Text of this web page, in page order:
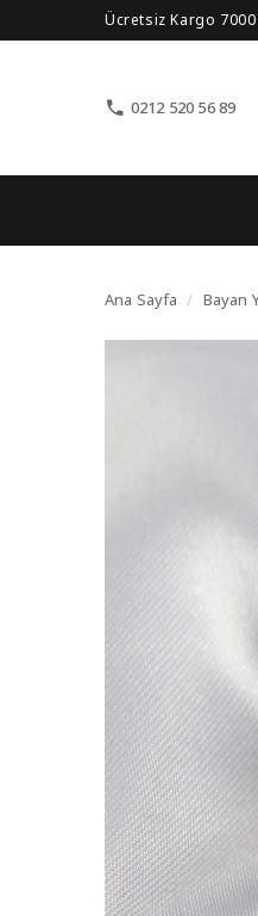
Ücretsiz Kargo
0212 520 56 89
Gold Renk
Ana Sayfa / Bayan